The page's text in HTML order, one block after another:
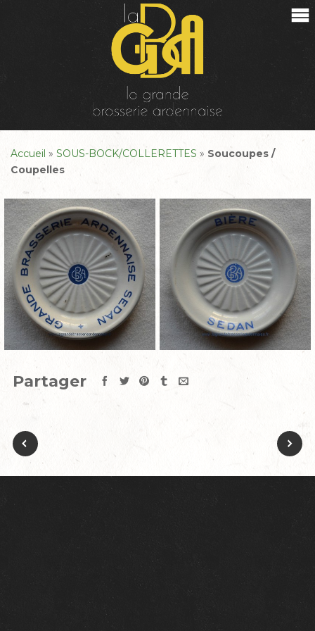
Accueil » SOUS-BOCK/COLLERETTES » Soucoupes /
Coupelles
Partager